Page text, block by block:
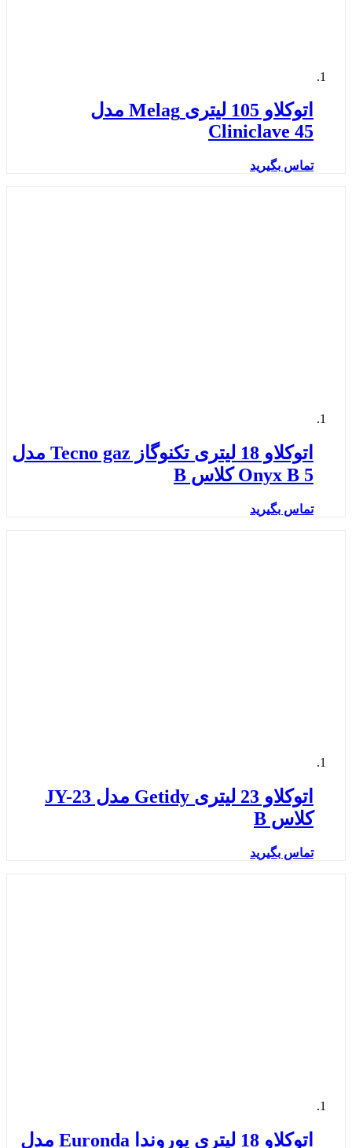
اتوکلاو 105 لیتری Melag مدل
Cliniclave 45
تماس بگیرید
اتوکلاو 18 لیتری تکنوگاز Tecno gaz مدل
Onyx B 5 کلاس B
تماس بگیرید
اتوکلاو 23 لیتری Getidy مدل JY-23
کلاس B
تماس بگیرید
اتوکلاو 18 لیتری یوروندا Euronda مدل